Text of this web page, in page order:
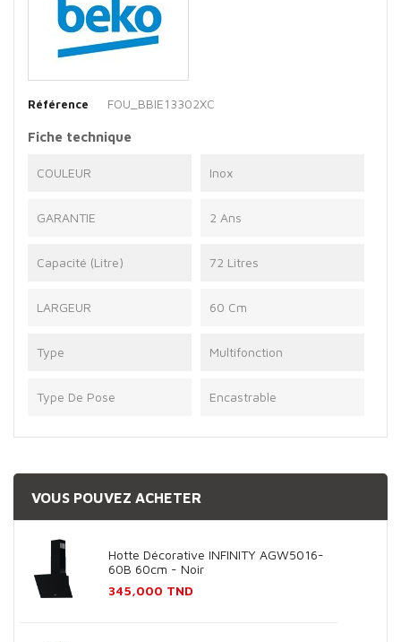
Référence FOU_BBIE13302XC
Fiche technique
COULEUR Inox
GARANTIE 2 Ans
Capacité (Litre) 72 Litres
LARGEUR 60 Cm
Type Multifonction
Type De Pose Encastrable
VOUS POUVEZ ACHETER
Hotte Décorative INFINITY AGW5016-
60B 60cm - Noir
Prix
345,000 TND